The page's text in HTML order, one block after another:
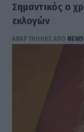
Σημαντικός ο
εκλογών
ΑΝΑΡΤΗΘΗΚΕ ΑΠΟ